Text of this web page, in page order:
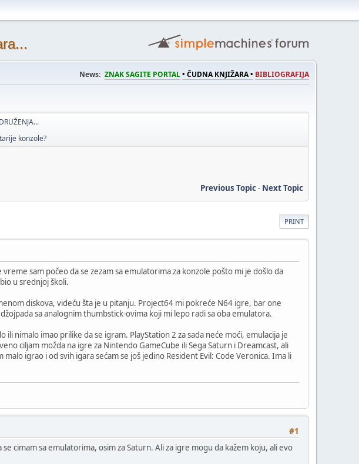
News: ZNAK SAGITE PORTAL• ČUDNA KNJIŽARA • BIBLIOGRAFIJA
konzole?
Previous Topic- Next Topic
PRINT
sam počeo da se zezam sa emulatorima za konzole pošto mi je došlo da
u srednjoj školi.
diskova, videću šta je u pitanju. Project64 mi pokreće N64 igre, bar one
sa analognim thumbstick-ovima koji mi lepo radi sa oba emulatora.
nimalo imao prilike da se igram. PlayStation 2 za sada neće moći, emulacija je
ciljam možda na igre za Nintendo GameCube ili Sega Saturn i Dreamcast, ali
igrao i od svih igara sećam se još jedino Resident Evil: Code Veronica. Ima li
#1
cimam sa emulatorima, osim za Saturn. Ali za igre mogu da kažem koju, ali evo